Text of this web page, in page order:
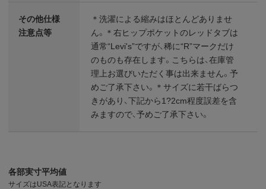
その他仕様
注意点等
＊洗濯による縮みはほとんどありませ
ん。＊右ヒップポケットのレッドタブは
通常“Levi's”ですが、稀に“R”マークだけ
のものも存在します。こちらは、在庫管
理上お選びいただく事は出来ません。予
めご了承下さい。＊サイズに若干ばらつ
きがあり、下記から1?2cm程度誤差を含
みますので、予めご了承下さい。
各部実寸平均値
サイズはUSA表記となります